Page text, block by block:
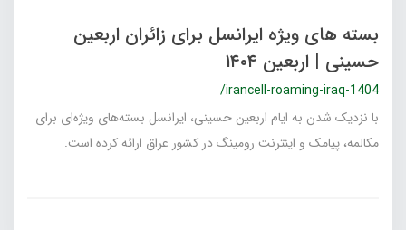
بسته های ویژه ایرانسل برای زائران اربعین
حسینی | اربعین ۱۴۰۴
/irancell-roaming-iraq-1404
با نزدیک شدن به ایام اربعین حسینی، ایرانسل بسته‌های ویژه‌ای برای
مکالمه، پیامک و اینترنت رومینگ در کشور عراق ارائه کرده است.